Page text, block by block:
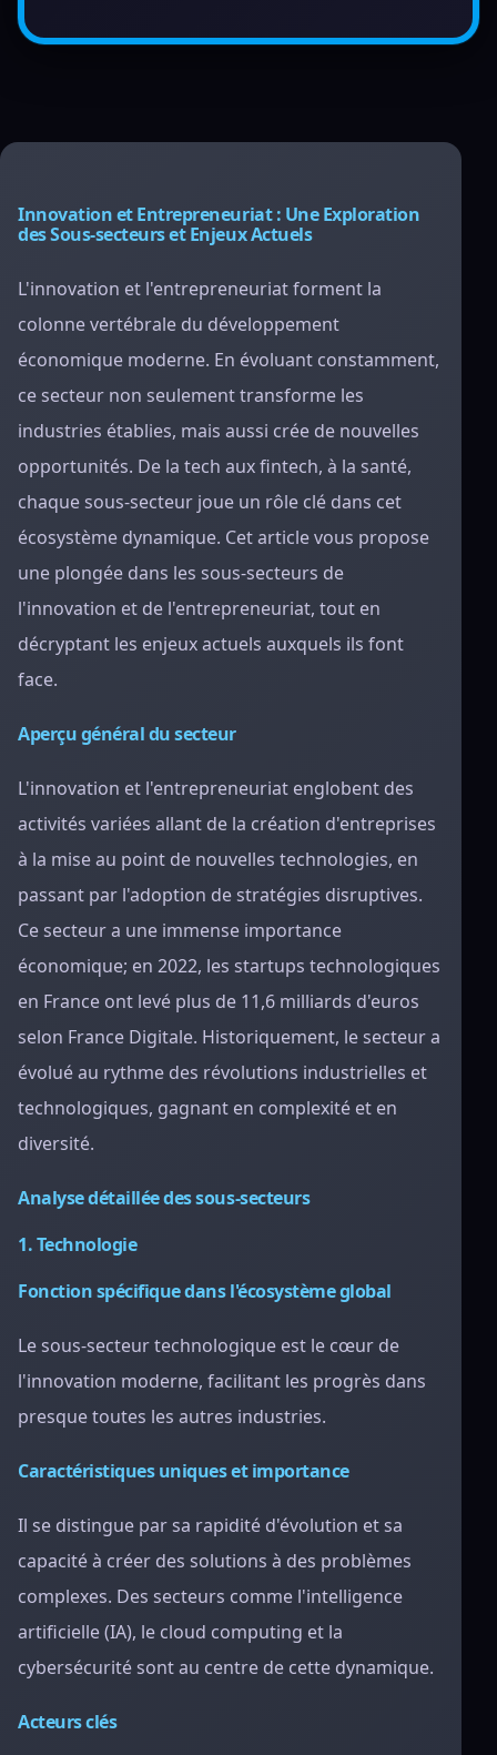
Innovation et Entrepreneuriat : Une Exploration
des Sous-secteurs et Enjeux Actuels
L'innovation et l'entrepreneuriat forment la
colonne vertébrale du développement
économique moderne. En évoluant constamment,
ce secteur non seulement transforme les
industries établies, mais aussi crée de nouvelles
opportunités. De la tech aux fintech, à la santé,
chaque sous-secteur joue un rôle clé dans cet
écosystème dynamique. Cet article vous propose
une plongée dans les sous-secteurs de
l'innovation et de l'entrepreneuriat, tout en
décryptant les enjeux actuels auxquels ils font
face.
Aperçu général du secteur
L'innovation et l'entrepreneuriat englobent des
activités variées allant de la création d'entreprises
à la mise au point de nouvelles technologies, en
passant par l'adoption de stratégies disruptives.
Ce secteur a une immense importance
économique; en 2022, les startups technologiques
en France ont levé plus de 11,6 milliards d'euros
selon France Digitale. Historiquement, le secteur a
évolué au rythme des révolutions industrielles et
technologiques, gagnant en complexité et en
diversité.
Analyse détaillée des sous-secteurs
1. Technologie
Fonction spécifique dans l'écosystème global
Le sous-secteur technologique est le cœur de
l'innovation moderne, facilitant les progrès dans
presque toutes les autres industries.
Caractéristiques uniques et importance
Il se distingue par sa rapidité d'évolution et sa
capacité à créer des solutions à des problèmes
complexes. Des secteurs comme l'intelligence
artificielle (IA), le cloud computing et la
cybersécurité sont au centre de cette dynamique.
Acteurs clés